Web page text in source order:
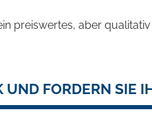
preiswertes, aber
FORDERN SIE